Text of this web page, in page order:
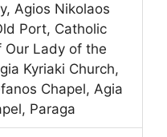
Agios Nikolaos
Port, Catholic
Our Lady of the
Kyriaki Church,
Chapel, Agia
Paraga